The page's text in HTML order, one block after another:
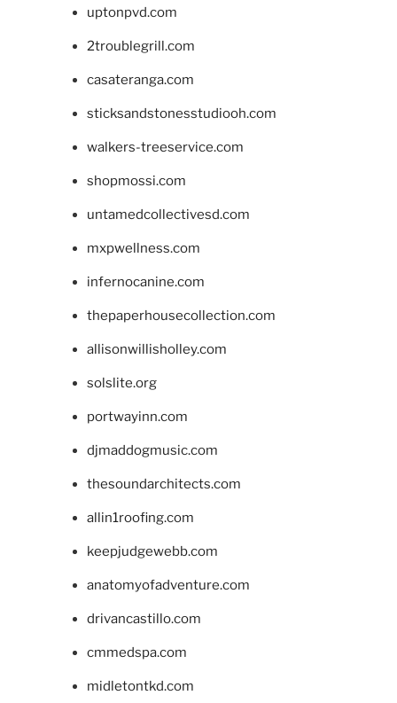
uptonpvd.com
2troublegrill.com
casateranga.com
sticksandstonesstudiooh.com
walkers-treeservice.com
shopmossi.com
untamedcollectivesd.com
mxpwellness.com
infernocanine.com
thepaperhousecollection.com
allisonwillisholley.com
solslite.org
portwayinn.com
djmaddogmusic.com
thesoundarchitects.com
allin1roofing.com
keepjudgewebb.com
anatomyofadventure.com
drivancastillo.com
cmmedspa.com
midletontkd.com